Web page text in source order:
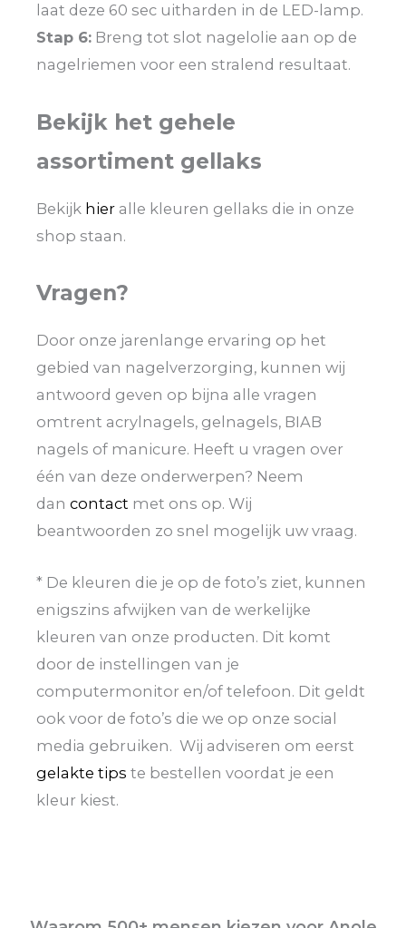
laat deze 60 sec uitharden in de LED-lamp.
Stap 6: Breng tot slot nagelolie aan op de
nagelriemen voor een stralend resultaat.
Bekijk het gehele
assortiment gellaks
Bekijk hier alle kleuren gellaks die in onze
shop staan.
Vragen?
Door onze jarenlange ervaring op het
gebied van nagelverzorging, kunnen wij
antwoord geven op bijna alle vragen
omtrent acrylnagels, gelnagels, BIAB
nagels of manicure. Heeft u vragen over
één van deze onderwerpen? Neem
dan contact met ons op. Wij
beantwoorden zo snel mogelijk uw vraag.
* De kleuren die je op de foto’s ziet, kunnen
enigszins afwijken van de werkelijke
kleuren van onze producten. Dit komt
door de instellingen van je
computermonitor en/of telefoon. Dit geldt
ook voor de foto’s die we op onze social
media gebruiken. Wij adviseren om eerst
gelakte tips te bestellen voordat je een
kleur kiest.